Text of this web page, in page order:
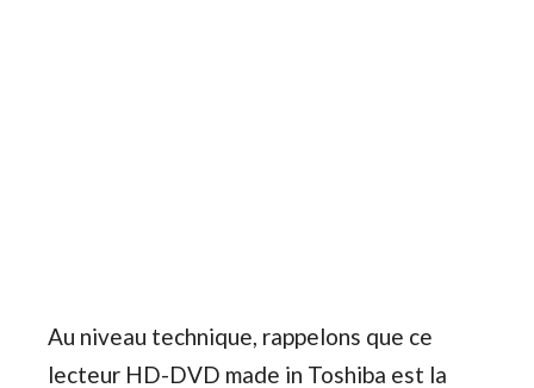
Au niveau technique, rappelons que ce
lecteur HD-DVD made in Toshiba est la